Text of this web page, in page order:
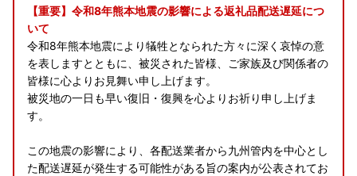
【重要】令和8年熊本地震の影響による返礼品配送遅延につ
いて
令和8年熊本地震により犠牲となられた方々に深く哀悼の意
を表しますとともに、被災された皆様、ご家族及び関係者の
皆様に心よりお見舞い申し上げます。
被災地の一日も早い復旧・復興を心よりお祈り申し上げま
す。
この地震の影響により、各配送業者から九州管内を中心とし
た配送遅延が発生する可能性がある旨の案内が公表されてお